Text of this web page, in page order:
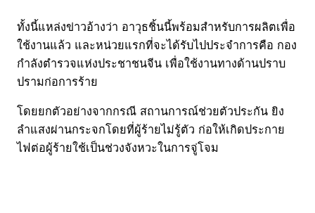
ทั้งนี้แหล่งข่าวอ้างว่า อาวุธชิ้นนี้พร้อมสำหรับการผลิตเพื่อ
ใช้งานแล้ว และหน่วยแรกที่จะได้รับไปประจำการคือ กอง
กำลังตำรวจแห่งประชาชนจีน เพื่อใช้งานทางด้านปราบ
ปรามก่อการร้าย
โดยยกตัวอย่างจากกรณี สถานการณ์ช่วยตัวประกัน ยิง
ลำแสงผ่านกระจกโดยที่ผู้ร้ายไม่รู้ตัว ก่อให้เกิดประกาย
ไฟต่อผู้ร้ายใช้เป็นช่วงจังหวะในการจู่โจม